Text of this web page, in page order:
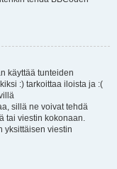
käyttää tunteiden
:) tarkoittaa iloista ja :(
sillä ne voivat tehdä
tai viestin kokonaan.
yksittäisen viestin